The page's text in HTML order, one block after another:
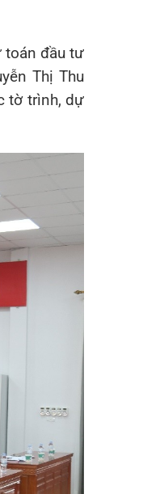
toán đầu tư
Thị Thu
tờ trình, dự